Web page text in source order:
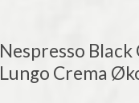
Nespresso
Lungo Crema